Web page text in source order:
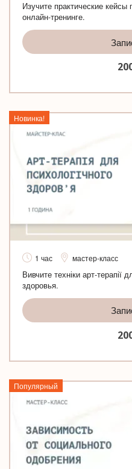
Изучите практические
онлайн-тренинге.
Новинка!
1 час мастер-класс
Вивчите техніки арт-терапії
здоровья.
Популярный